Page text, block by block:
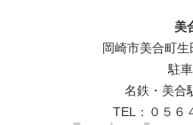
美
岡崎市美合町
駐
名鉄・美合
TEL：０５６